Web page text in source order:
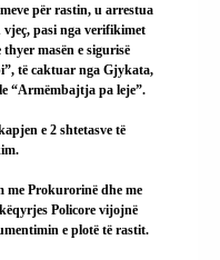
për rastin, u arrestua
vjeç, pasi nga verifikimet
masën e sigurisë
të caktuar nga Gjykata,
“Armëmbajtja pa leje”.
e 2 shtetasve të
me Prokurorinë dhe me
Policore vijojnë
e plotë të rastit.